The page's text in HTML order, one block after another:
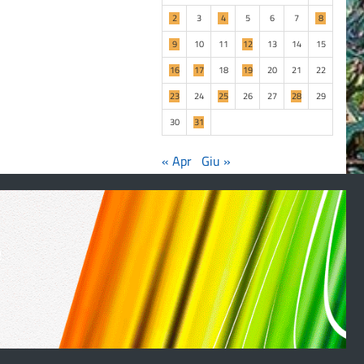
2
3 4 5 6 7
8
9
10 11 12 13 14
15
16
17 18 19 20 21
22
23
24 25 26 27 28
29
30
31
« Apr Giu »